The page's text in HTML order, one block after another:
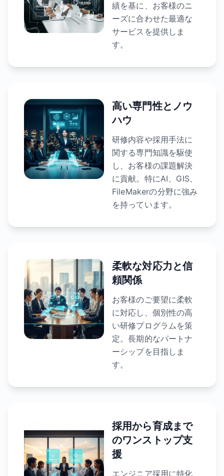
績を基に、お客様のニ
ーズに合わせた最適な
サービスを提供しま
す。
高い専門性とノウ
ハウ
研修内容や採用手法に
関する専門知識を駆使
し、お客様の課題解決
に貢献。特にAI、GIS、
FileMakerの分野に強み
を持っています。
柔軟な対応力と信
頼関係
お客様のご要望に柔軟
に対応し、個別性の高
い研修プログラムを策
定。長期的なパートナ
ーシップを目指しま
す。
採用から育成まで
のワンストップ支
援
エンジニア採用に特化